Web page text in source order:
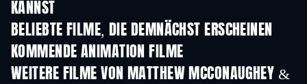
KANNST
BELIEBTE FILME, DIE DEMNÄCHST ERSCHEINEN
KOMMENDE ANIMATION FILME
LEGO Disney Princess:
Magical Mayhem
WEITERE FILME VON MATTHEW MCCONAUGHEY &